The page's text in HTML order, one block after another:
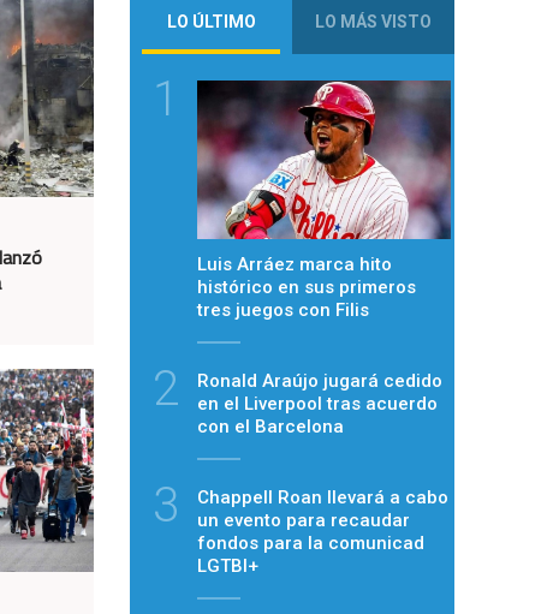
LO ÚLTIMO LO MÁS VISTO
1
Luis Arráez marca hito
histórico en sus primeros
tres juegos con Filis
2
Ronald Araújo jugará cedido
en el Liverpool tras acuerdo
con el Barcelona
3
Chappell Roan llevará a cabo
un evento para recaudar
fondos para la comunicad
LGTBI+